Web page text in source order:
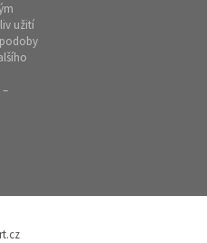
užití